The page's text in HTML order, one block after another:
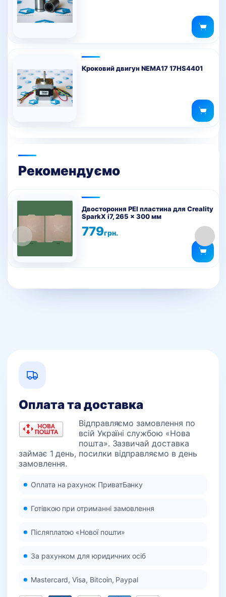
Кроковий двигун NEMA17 17HS4401
Рекомендуємо
Двостороння PEI пластина для Creality
SparkX i7, 265 x 300 мм
779грн.
Оплата та доставка
Відправляємо замовлення по
всій Україні службою «Нова
пошта». Зазвичай доставка
займає 1 день, посилки відправляємо в день
замовлення.
Оплата на рахунок ПриватБанку
Готівкою при отриманні замовлення
Післяплатою «Нової пошти»
За рахунком для юридичних осіб
Mastercard, Visa, Bitcoin, Paypal